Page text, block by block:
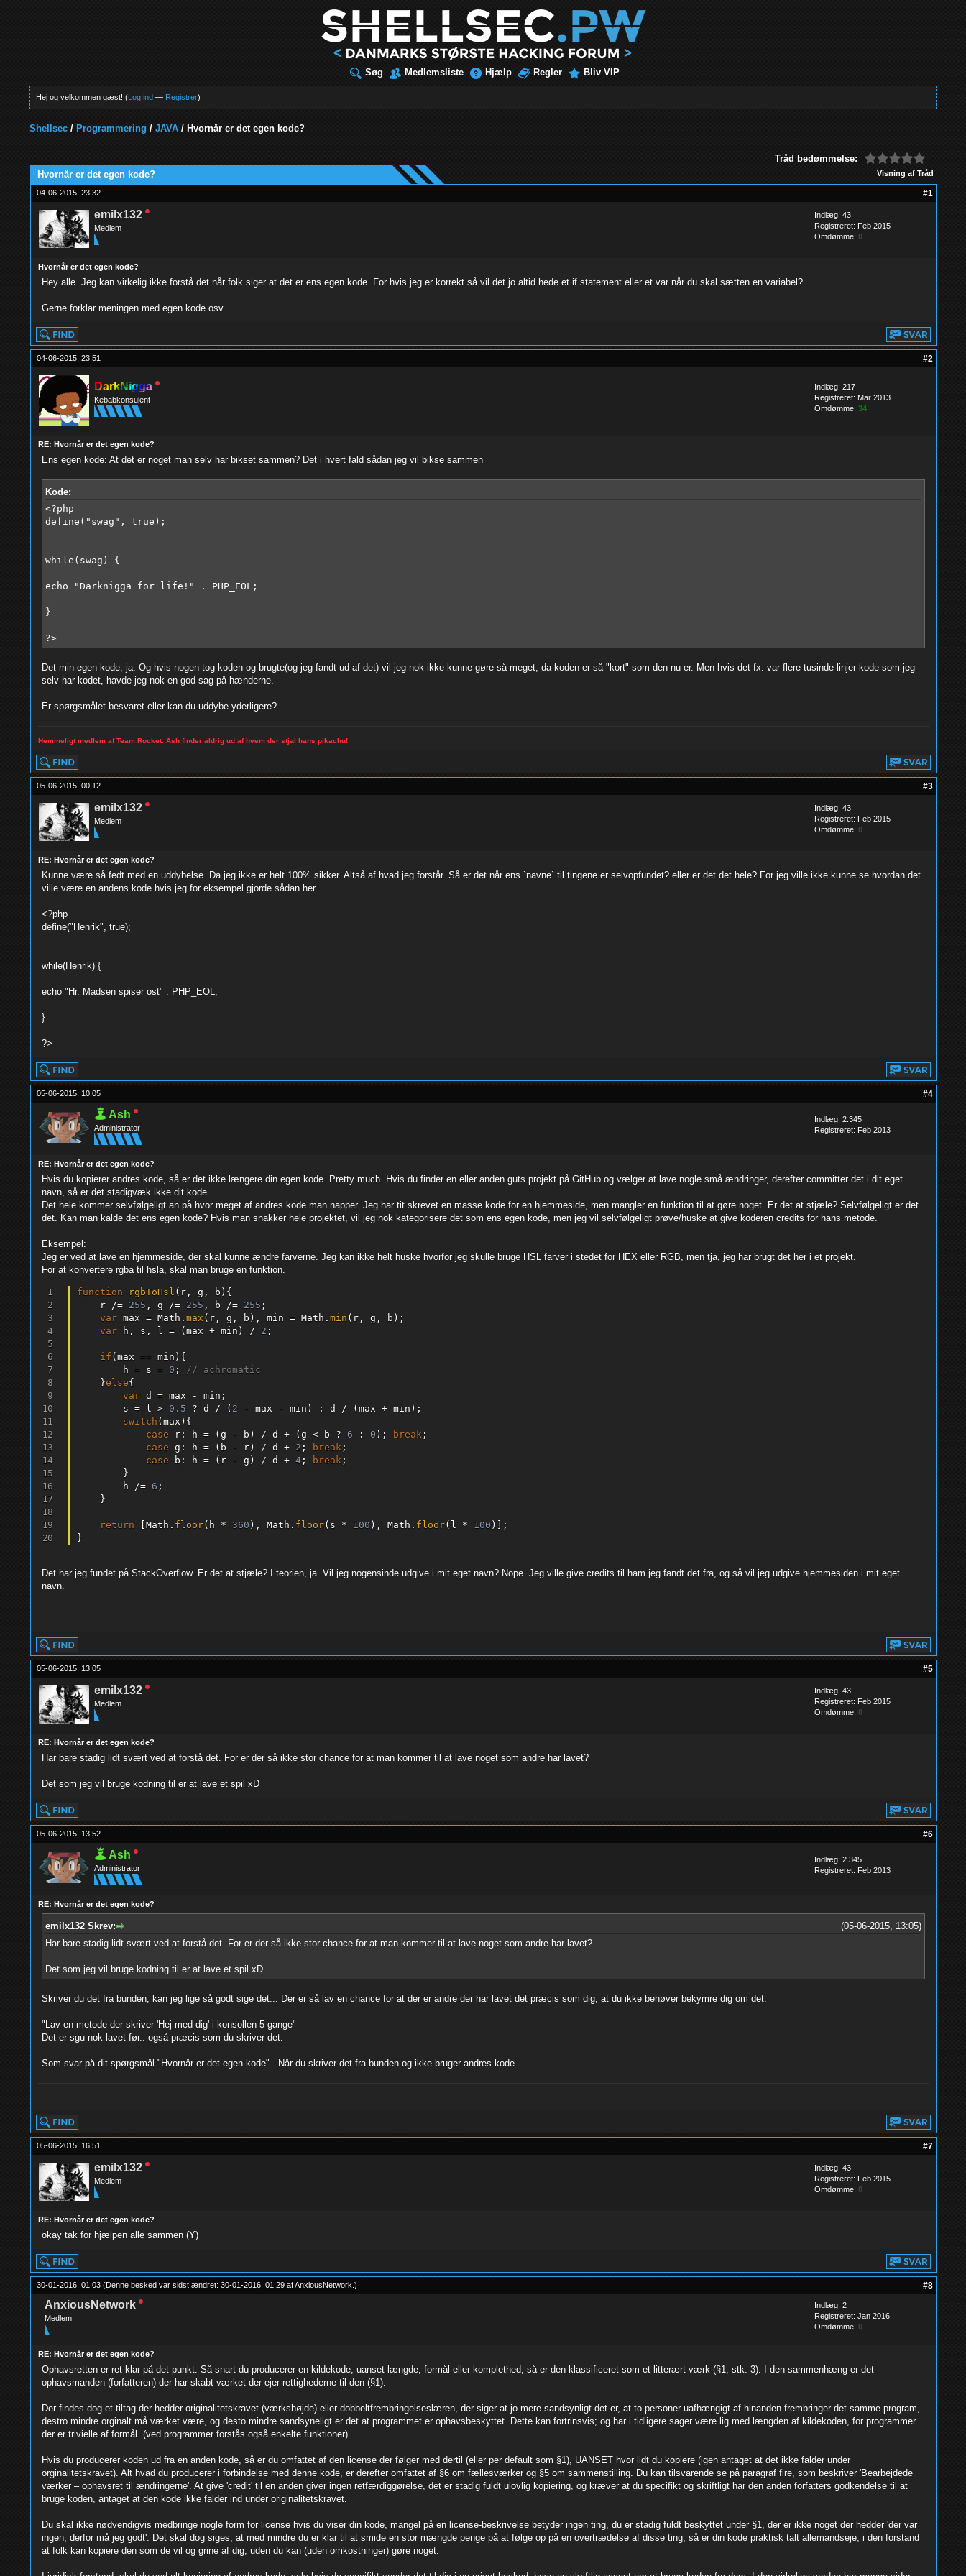
Søg Medlemsliste Hjælp Regler Bliv VIP
Hej og velkommen gæst! (Log ind — Registrer)
Shellsec / Programmering /JAVA / Hvornår er det egen kode?
Tråd bedømmelse:
Visning af Tråd
Hvornår er det egen kode?
04-06-2015, 23:32 #1
emilx132
Medlem
Indlæg: 43
Registreret: Feb 2015
Omdømme: 0
Hvornår er det egen kode?
Hey alle. Jeg kan virkelig ikke forstå det når folk siger at det er ens egen kode. For hvis jeg er korrekt så vil det jo altid hede et if statement eller et var når du skal sætten en variabel?
Gerne forklar meningen med egen kode osv.
04-06-2015, 23:51 #2
DarkNigga
Kebabkonsulent
Indlæg: 217
Registreret: Mar 2013
Omdømme: 34
RE: Hvornår er det egen kode?
Ens egen kode: At det er noget man selv har bikset sammen? Det i hvert fald sådan jeg vil bikse sammen
Kode:
<?php
define("swag", true);
while(swag) {
echo "Darknigga for life!" . PHP_EOL;
}
?>
Det min egen kode, ja. Og hvis nogen tog koden og brugte(og jeg fandt ud af det) vil jeg nok ikke kunne gøre så meget, da koden er så "kort" som den nu er. Men hvis det fx. var flere tusinde linjer kode som jeg
selv har kodet, havde jeg nok en god sag på hænderne.
Er spørgsmålet besvaret eller kan du uddybe yderligere?
Hemmeligt medlem af Team Rocket. Ash finder aldrig ud af hvem der stjal hans pikachu!
05-06-2015, 00:12 #3
emilx132
Medlem
Indlæg: 43
Registreret: Feb 2015
Omdømme: 0
RE: Hvornår er det egen kode?
Kunne være så fedt med en uddybelse. Da jeg ikke er helt 100% sikker. Altså af hvad jeg forstår. Så er det når ens `navne` til tingene er selvopfundet? eller er det det hele? For jeg ville ikke kunne se hvordan det
ville være en andens kode hvis jeg for eksempel gjorde sådan her.
<?php
define("Henrik", true);
while(Henrik) {
echo "Hr. Madsen spiser ost" . PHP_EOL;
}
?>
05-06-2015, 10:05 #4
Ash
Administrator
Indlæg: 2.345
Registreret: Feb 2013
RE: Hvornår er det egen kode?
Hvis du kopierer andres kode, så er det ikke længere din egen kode. Pretty much. Hvis du finder en eller anden guts projekt på GitHub og vælger at lave nogle små ændringer, derefter committer det i dit eget
navn, så er det stadigvæk ikke dit kode.
Det hele kommer selvfølgeligt an på hvor meget af andres kode man napper. Jeg har tit skrevet en masse kode for en hjemmeside, men mangler en funktion til at gøre noget. Er det at stjæle? Selvfølgeligt er det
det. Kan man kalde det ens egen kode? Hvis man snakker hele projektet, vil jeg nok kategorisere det som ens egen kode, men jeg vil selvfølgeligt prøve/huske at give koderen credits for hans metode.
Eksempel:
Jeg er ved at lave en hjemmeside, der skal kunne ændre farverne. Jeg kan ikke helt huske hvorfor jeg skulle bruge HSL farver i stedet for HEX eller RGB, men tja, jeg har brugt det her i et projekt.
For at konvertere rgba til hsla, skal man bruge en funktion.
function rgbToHsl ( r, g , b ) {
    r
/= 255 , g /= 255 , b /= 255 ;
var max = Math . max ( r, g , b ) , min = Math . min ( r, g , b ) ;
var h , s , l = ( max + min ) / 2 ;
if ( max == min ) {
        h
= s = 0 ;
// achromatic
}else{
var d = max - min ;
        s
= l > 0.5 ? d / ( 2 - max - min ) : d / ( max + min ) ;
switch ( max ) {
case r: h = ( g - b ) / d + ( g < b ? 6 : 0 ) ; break;
case g : h = ( b - r) / d + 2 ; break;
case b : h = ( r - g ) / d + 4; break;
}
        h
/= 6 ;
}
return Math . floor( h * 360 ) , Math . floor( s * 100 ) , Math . floor( l * 100 )
;
}
Det har jeg fundet på StackOverflow. Er det at stjæle? I teorien, ja. Vil jeg nogensinde udgive i mit eget navn? Nope. Jeg ville give credits til ham jeg fandt det fra, og så vil jeg udgive hjemmesiden i mit eget
navn.
05-06-2015, 13:05 #5
emilx132
Medlem
Indlæg: 43
Registreret: Feb 2015
Omdømme: 0
RE: Hvornår er det egen kode?
Har bare stadig lidt svært ved at forstå det. For er der så ikke stor chance for at man kommer til at lave noget som andre har lavet?
Det som jeg vil bruge kodning til er at lave et spil xD
05-06-2015, 13:52 #6
Ash
Administrator
Indlæg: 2.345
Registreret: Feb 2013
RE: Hvornår er det egen kode?
(05-06-2015, 13:05)
emilx132 Skrev:
Har bare stadig lidt svært ved at forstå det. For er der så ikke stor chance for at man kommer til at lave noget som andre har lavet?
Det som jeg vil bruge kodning til er at lave et spil xD
Skriver du det fra bunden, kan jeg lige så godt sige det... Der er så lav en chance for at der er andre der har lavet det præcis som dig, at du ikke behøver bekymre dig om det.
"Lav en metode der skriver 'Hej med dig' i konsollen 5 gange"
Det er sgu nok lavet før.. også præcis som du skriver det.
Som svar på dit spørgsmål "Hvornår er det egen kode" - Når du skriver det fra bunden og ikke bruger andres kode.
05-06-2015, 16:51 #7
emilx132
Medlem
Indlæg: 43
Registreret: Feb 2015
Omdømme: 0
RE: Hvornår er det egen kode?
okay tak for hjælpen alle sammen (Y)
30-01-2016, 01:03 (Denne besked var sidst ændret: 30-01-2016, 01:29 afAnxiousNetwork ) #8
AnxiousNetwork
Medlem
Indlæg: 2
Registreret: Jan 2016
Omdømme: 0
RE: Hvornår er det egen kode?
Ophavsretten er ret klar på det punkt. Så snart du producerer en kildekode, uanset længde, formål eller komplethed, så er den klassificeret som et litterært værk (§1, stk. 3). I den sammenhæng er det
ophavsmanden (forfatteren) der har skabt værket der ejer rettighederne til den (§1).
Der findes dog et tiltag der hedder originalitetskravet (værkshøjde) eller dobbeltfrembringelseslæren, der siger at jo mere sandsynligt det er, at to personer uafhængigt af hinanden frembringer det samme program,
destro mindre orginalt må værket være, og desto mindre sandsyneligt er det at programmet er ophavsbeskyttet. Dette kan fortrinsvis; og har i tidligere sager være lig med længden af kildekoden, for programmer
der er trivielle af formål. (ved programmer forstås også enkelte funktioner).
Hvis du producerer koden ud fra en anden kode, så er du omfattet af den license der følger med dertil (eller per default som §1), UANSET hvor lidt du kopiere (igen antaget at det ikke falder under
orginalitetskravet). Alt hvad du producerer i forbindelse med denne kode, er derefter omfattet af §6 om fællesværker og §5 om sammenstilling. Du kan tilsvarende se på paragraf fire, som beskriver 'Bearbejdede
værker – ophavsret til ændringerne'. At give 'credit' til en anden giver ingen retfærdiggørelse, det er stadig fuldt ulovlig kopiering, og kræver at du specifikt og skriftligt har den anden forfatters godkendelse til at
bruge koden, antaget at den kode ikke falder ind under originalitetskravet.
Du skal ikke nødvendigvis medbringe nogle form for license hvis du viser din kode, mangel på en license-beskrivelse betyder ingen ting, du er stadig fuldt beskyttet under §1, der er ikke noget der hedder 'der var
ingen, derfor må jeg godt'. Det skal dog siges, at med mindre du er klar til at smide en stor mængde penge på at følge op på en overtrædelse af disse ting, så er din kode praktisk talt allemandseje, i den forstand
at folk kan kopiere den som de vil og grine af dig, uden du kan (uden omkostninger) gøre noget.